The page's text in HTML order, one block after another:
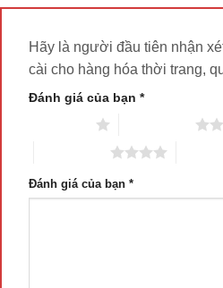
Hãy là người đầu tiên nhận
cài cho hàng hóa thời trang,
Đánh giá của bạn *
Đánh giá của bạn *